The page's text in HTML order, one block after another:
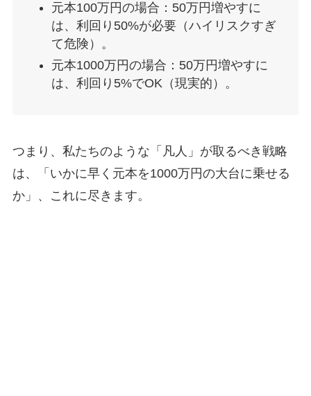
元本100万円の場合：50万円増やすに
は、利回り50%が必要（ハイリスクすぎ
て危険）。
元本1000万円の場合：50万円増やすに
は、利回り5%でOK（現実的）。
つまり、私たちのような「凡人」が取るべき戦略
は、「いかに早く元本を1000万円の大台に乗せる
か」、これに尽きます。